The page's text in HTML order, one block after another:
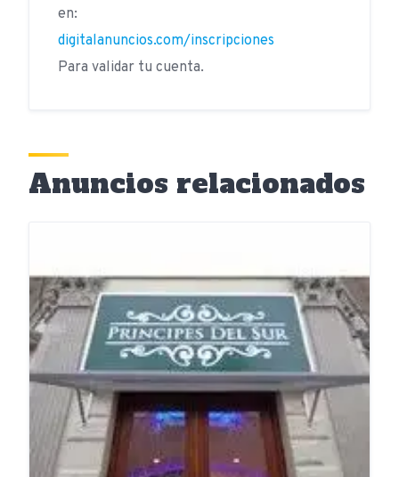
en:
digitalanuncios.com/inscripciones
Para validar tu cuenta.
Anuncios relacionados